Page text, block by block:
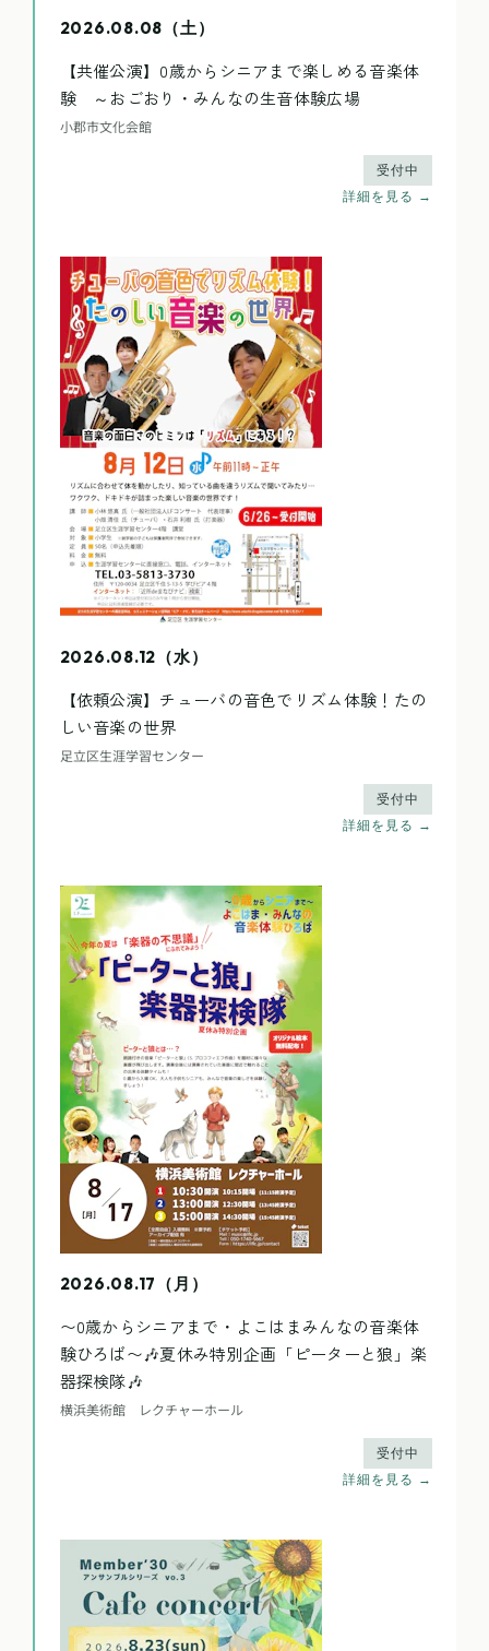
2026.08.08（土）
【共催公演】0歳からシニアまで楽しめる音楽体
験 ～おごおり・みんなの生音体験広場
小郡市文化会館
受付中
詳細を見る →
2026.08.12（水）
【依頼公演】チューバの音色でリズム体験！たの
しい音楽の世界
足立区生涯学習センター
受付中
詳細を見る →
2026.08.17（月）
〜0歳からシニアまで・よこはまみんなの音楽体
験ひろば〜🎶夏休み特別企画「ピーターと狼」楽
器探検隊🎶
横浜美術館 レクチャーホール
受付中
詳細を見る →